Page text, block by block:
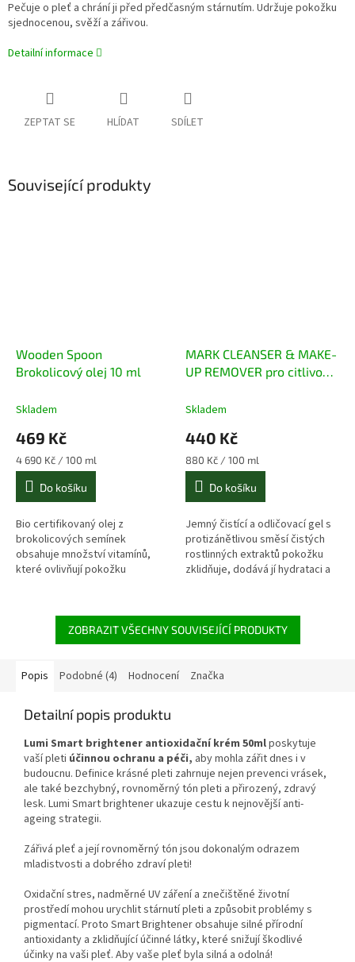
Pečuje o pleť a chrání ji před předčasným stárnutím. Udržuje pokožku
sjednocenou, svěží a zářivou.
Detailní informace
ZEPTAT SE HLÍDAT SDÍLET
Související produkty
Wooden Spoon
Brokolicový olej 10 ml
Skladem
469 Kč
Měrná
cena:
4 690 Kč / 100 ml
Do košíku
Bio certifikovaný olej z
brokolicových semínek
obsahuje množství vitamínů,
které ovlivňují pokožku
MARK CLEANSER & MAKE-
UP REMOVER pro citlivou
Skladem
440 Kč
Měrná
cena:
880 Kč / 100 ml
Do košíku
Jemný čistící a odličovací gel s
protizánětlivou směsí čistých
rostlinných extraktů pokožku
zklidňuje, dodává jí hydrataci a
ZOBRAZIT VŠECHNY SOUVISEJÍCÍ PRODUKTY
Popis Podobné (4) Hodnocení Značka
Detailní popis produktu
Lumi Smart brightener antioxidační krém 50mlposkytuje
vaší pleti účinnou ochranu a péči, aby mohla zářit dnes i v
budoucnu. Definice krásné pleti zahrnuje nejen prevenci vrásek,
ale také bezchybný, rovnoměrný tón pleti a přirozený, zdravý
lesk. Lumi Smart brightener ukazuje cestu k nejnovější anti-
ageing strategii.
Zářivá pleť a její rovnoměrný tón jsou dokonalým odrazem
mladistvosti a dobrého zdraví pleti!
Oxidační stres, nadměrné UV záření a znečištěné životní
prostředí mohou urychlit stárnutí pleti a způsobit problémy s
pigmentací. Proto Smart Brightener obsahuje silné přírodní
antioxidanty a zklidňující účinné látky, které snižují škodlivé
účinky na vaši pleť. Aby vaše pleť byla silná a odolná!